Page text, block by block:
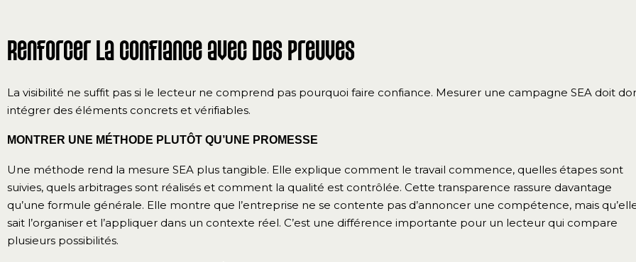
Renforcer la confiance avec des preuves
La visibilité ne suffit pas si le lecteur ne comprend pas pourquoi faire confiance. Mesurer une campagne SEA doit
intégrer des éléments concrets et vérifiables.
MONTRER UNE MÉTHODE PLUTÔT QU’UNE PROMESSE
Une méthode rend la mesure SEA plus tangible. Elle explique comment le travail commence, quelles étapes sont
suivies, quels arbitrages sont réalisés et comment la qualité est contrôlée. Cette transparence rassure davantage
qu’une formule générale. Elle montre que l’entreprise ne se contente pas d’annoncer une compétence, mais
sait l’organiser et l’appliquer dans un contexte réel. C’est une différence importante pour un lecteur qui compare
plusieurs possibilités.